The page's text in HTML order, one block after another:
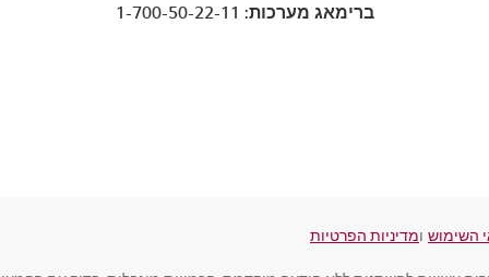
ברימאג מערכות: 1-700-50-22-11
השימוש ומדיניות הפרטיות